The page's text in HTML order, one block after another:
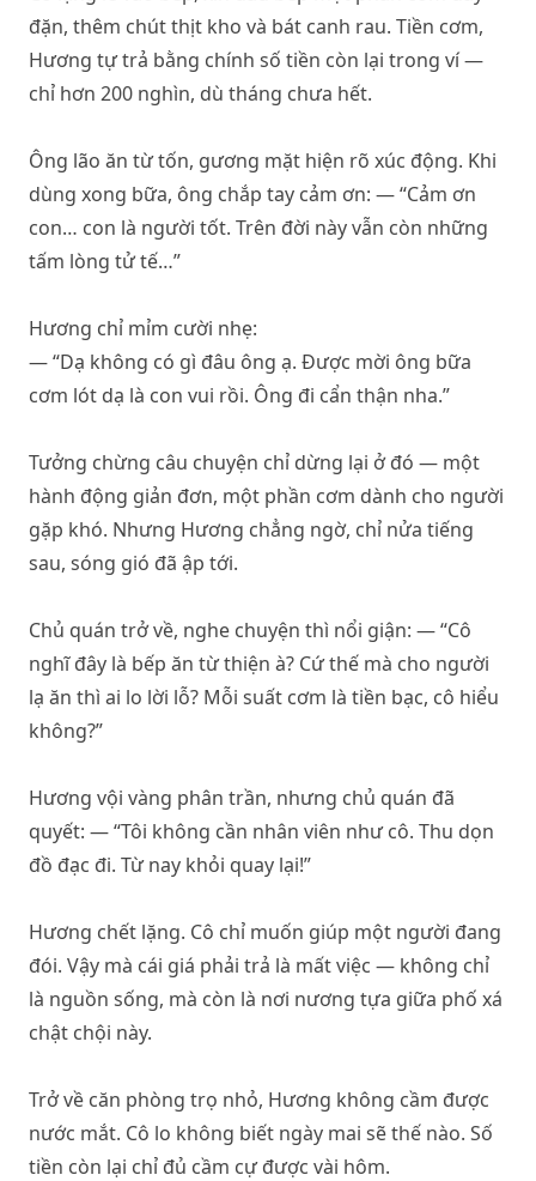
đặn, thêm chút thịt kho và bát canh rau. Tiền cơm,
Hương tự trả bằng chính số tiền còn lại trong ví —
chỉ hơn 200 nghìn, dù tháng chưa hết.
Ông lão ăn từ tốn, gương mặt hiện rõ xúc động. Khi
dùng xong bữa, ông chắp tay cảm ơn: — “Cảm ơn
con… con là người tốt. Trên đời này vẫn còn những
tấm lòng tử tế…”
Hương chỉ mỉm cười nhẹ:
— “Dạ không có gì đâu ông ạ. Được mời ông bữa
cơm lót dạ là con vui rồi. Ông đi cẩn thận nha.”
Tưởng chừng câu chuyện chỉ dừng lại ở đó — một
hành động giản đơn, một phần cơm dành cho người
gặp khó. Nhưng Hương chẳng ngờ, chỉ nửa tiếng
sau, sóng gió đã ập tới.
Chủ quán trở về, nghe chuyện thì nổi giận: — “Cô
nghĩ đây là bếp ăn từ thiện à? Cứ thế mà cho người
lạ ăn thì ai lo lời lỗ? Mỗi suất cơm là tiền bạc, cô hiểu
không?”
Hương vội vàng phân trần, nhưng chủ quán đã
quyết: — “Tôi không cần nhân viên như cô. Thu dọn
đồ đạc đi. Từ nay khỏi quay lại!”
Hương chết lặng. Cô chỉ muốn giúp một người đang
đói. Vậy mà cái giá phải trả là mất việc — không chỉ
là nguồn sống, mà còn là nơi nương tựa giữa phố xá
chật chội này.
Trở về căn phòng trọ nhỏ, Hương không cầm được
nước mắt. Cô lo không biết ngày mai sẽ thế nào. Số
tiền còn lại chỉ đủ cầm cự được vài hôm.